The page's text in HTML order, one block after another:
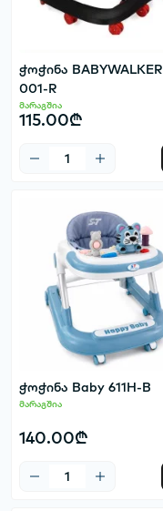
ჭოჭინა BABYWALKER
001-R
მარაგშია
115.00₾
ჭოჭინა Baby 611H-B
მარაგშია
140.00₾